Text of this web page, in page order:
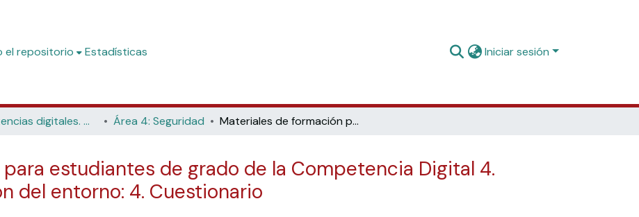
el repositorio Estadísticas Iniciar sesión
Competencias digitales. Materiales formativos para estudiantes de grado Área 4: Seguridad Materiales de formación para estudiantes de grado de la Competencia Digital 4. Seguridad: 4.4. Protección del entorno: 4. Cuestionario
estudiantes de grado de la Competencia Digital 4.
del entorno: 4. Cuestionario